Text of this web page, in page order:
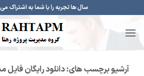
to
content
سال ها تجربه را با شما به اشتراک
آرشیو برچسب های:دانلود رایگان